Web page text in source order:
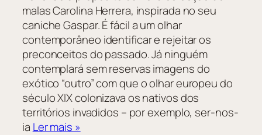
malas Carolina Herrera, inspirada no seu
caniche Gaspar. É fácil a um olhar
contemporâneo identificar e rejeitar os
preconceitos do passado. Já ninguém
contemplará sem reservas imagens do
exótico “outro” com que o olhar europeu do
século XIX colonizava os nativos dos
territórios invadidos – por exemplo, ser-nos-
ia Ler mais »